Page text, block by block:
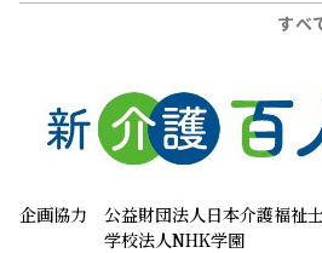
すべ
企画協力
公益財団法人日本介護福祉
学校法人NHK学園